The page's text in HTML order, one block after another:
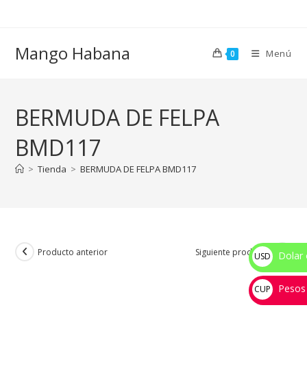
Mango Habana 0 Menú
BERMUDA DE FELPA
BMD117
> Tienda > BERMUDA DE FELPA BMD117
Producto anterior Siguiente producto
USD
$
Dolar
CUP
💰
Pesos